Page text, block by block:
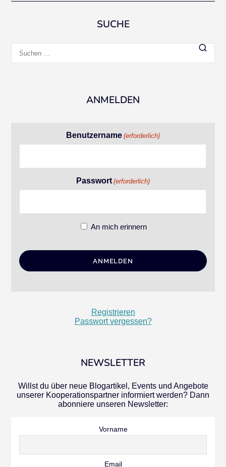
SUCHE
nach:
ANMELDEN
Benutzername (erforderlich)
Passwort (erforderlich)
An mich erinnern
Registrieren
Passwort vergessen?
NEWSLETTER
Willst du über neue Blogartikel, Events und Angebote
unserer Kooperationspartner informiert werden? Dann
abonniere unseren Newsletter:
Vorname
Email